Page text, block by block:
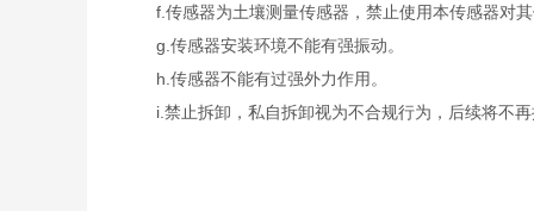
f.传感器为土壤测量传感器，禁止使用本传感器对其
g.传感器安装环境不能有强振动。
h.传感器不能有过强外力作用。
i.禁止拆卸，私自拆卸视为不合规行为，后续将不再